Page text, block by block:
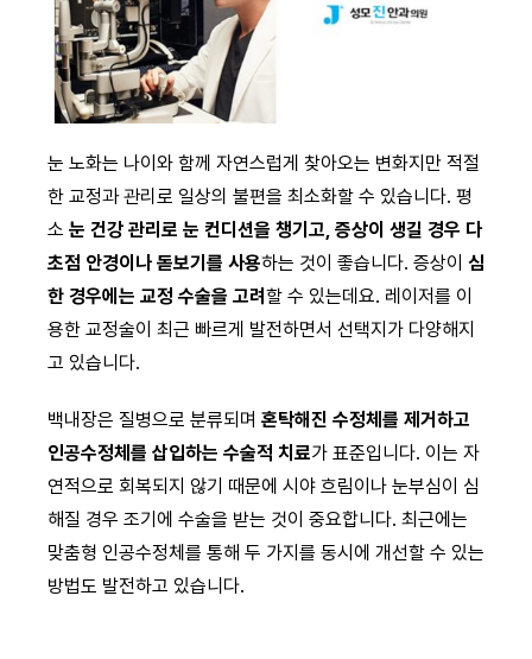
눈 노화는 나이와 함께 자연스럽게 찾아오는 변화지만 적절
한 교정과 관리로 일상의 불편을 최소화할 수 있습니다. 평
소 눈 건강 관리로 눈 컨디션을 챙기고, 증상이 생길 경우 다
초점 안경이나 돋보기를 사용하는 것이 좋습니다. 증상이 심
한 경우에는 교정 수술을 고려 할 수 있는데요. 레이저를 이
용한 교정술이 최근 빠르게 발전하면서 선택지가 다양해지
고 있습니다.
백내장은 질병으로 분류되며 혼탁해진 수정체를 제거하고
인공수정체를 삽입하는 수술적 치료가 표준입니다. 이는 자
연적으로 회복되지 않기 때문에 시야 흐림이나 눈부심이 심
해질 경우 조기에 수술을 받는 것이 중요합니다. 최근에는
맞춤형 인공수정체를 통해 두 가지를 동시에 개선할 수 있는
방법도 발전하고 있습니다.